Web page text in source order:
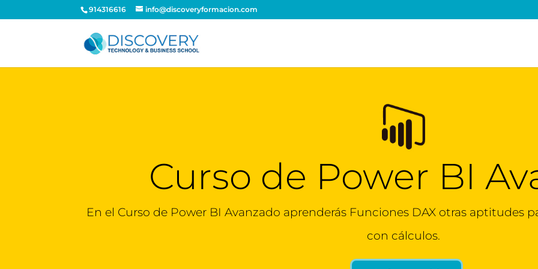
914316616 info@discoveryformacion.com
Curso de Power BI
En el Curso de Power BI Avanzado aprenderás Funciones DAX otras aptitudes
con cálculos.